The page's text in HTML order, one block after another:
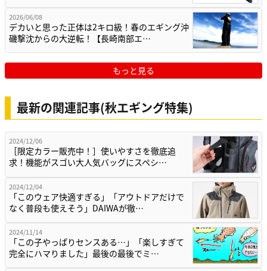
2026/06/08
デカいと思った正体は2キロ級！春のエギング沖
磯撃沈からの大逆転！【長崎南部エ…
もっと見る
最新の関連記事(秋エギング特集)
2024/12/06
［限定カラー販売中！］使いやすさを徹底追
求！機能がスゴい大人気バッグにスペシ…
2024/12/04
「このウェア快適すぎる」「アウトドアだけで
なく普段も使えそう」DAIWAが徹…
2024/11/14
「この子やっぱりセンスある…」「楽しすぎて
完全にハマりました」最後の最後でミ…